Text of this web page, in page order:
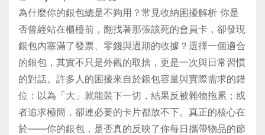
為什麼你的銀包總是不夠用？常見收納困擾解析 你是
否曾經站在櫃檯前，翻找著那張該死的會員卡，卻發現
銀包內塞滿了發票、零錢與過期的收據？選擇一個適合
的銀包，其實不只是外觀的取捨，更是一次與日常習慣
的對話。許多人的困擾來自於銀包容量與實際需求的錯
位：以為「大」就能裝下一切，結果反被雜物拖累；或
者追求極簡，卻連必要的卡片都放不下。真正的核心在
於——你的銀包，是否真的反映了你每日攜帶物品的節